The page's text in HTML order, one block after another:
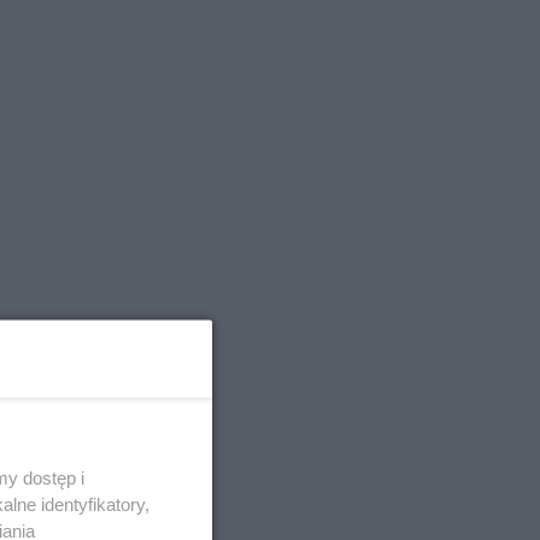
dostęp i
identyfikatory,